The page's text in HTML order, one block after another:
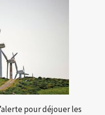
pour déjouer les